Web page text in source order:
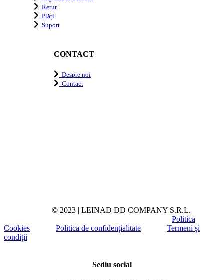
Retur
Plăți
Suport
CONTACT
Despre noi
Contact
© 2023 | LEINAD DD COMPANY S.R.L.
Politica
Cookies
Politica de confidențialitate
Termeni și
condiții
Sediu social